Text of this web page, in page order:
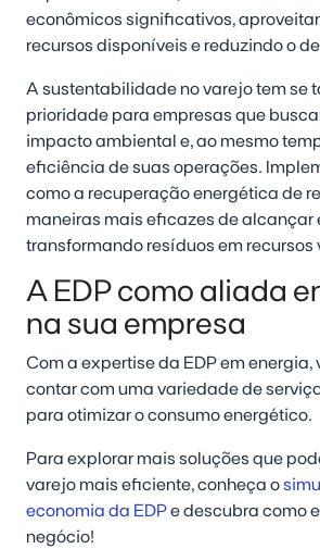
econômicos significativos,
recursos disponíveis e reduzindo o
A sustentabilidade no varejo tem se
prioridade para empresas que
impacto ambiental e, ao mesmo
eficiência de suas operações.
como a recuperação energética de
maneiras mais eficazes de alcançar
transformando resíduos em recursos
A EDP como aliada
na sua empresa
Com a expertise da EDP em
contar com uma variedade de
para otimizar o consumo energético.
Para explorar mais soluções que
varejo mais eficiente, conheça o
economia da EDPe descubra como
negócio!